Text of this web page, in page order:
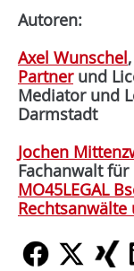
Autoren:
Axel Wunschel
Partnerund
Mediator und
Darmstadt
Jochen
Fachanwalt
MO45LEGAL